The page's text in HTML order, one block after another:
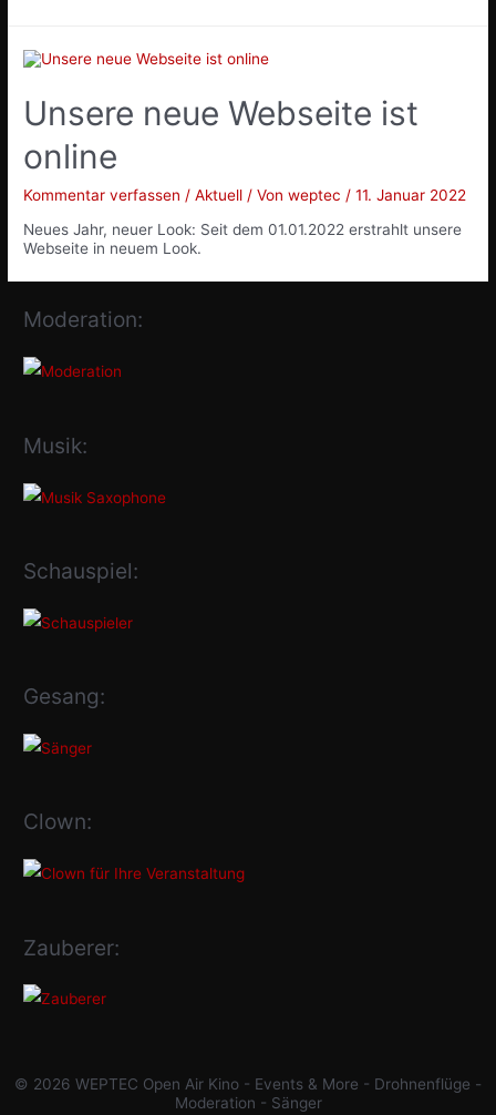
Unsere neue Webseite ist
online
Kommentar verfassen /Aktuell / Vonweptec /11. Januar 2022
Neues Jahr, neuer Look: Seit dem 01.01.2022 erstrahlt unsere
Webseite in neuem Look.
Moderation:
Musik:
Schauspiel:
Gesang:
Clown:
Zauberer:
© 2026 WEPTEC Open Air Kino - Events & More - Drohnenflüge -
Moderation - Sänger